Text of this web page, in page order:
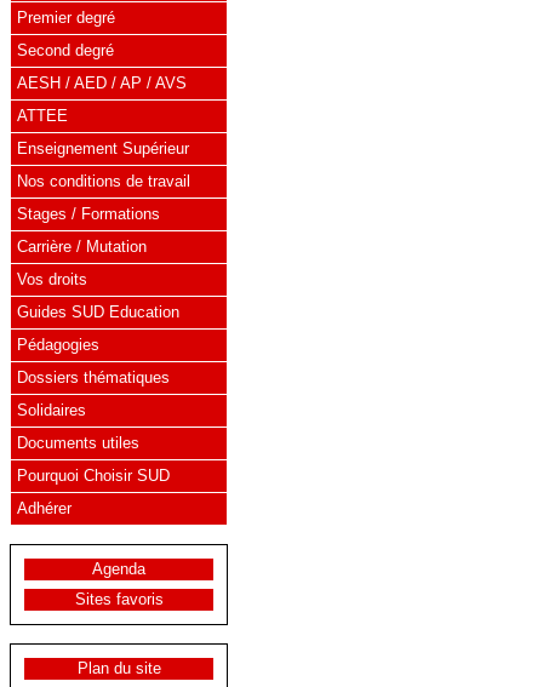
Premier degré
Second degré
AESH / AED / AP / AVS
ATTEE
Enseignement Supérieur
Nos conditions de travail
Stages / Formations
Carrière / Mutation
Vos droits
Guides SUD Education
Pédagogies
Dossiers thématiques
Solidaires
Documents utiles
Pourquoi Choisir SUD
Adhérer
Agenda
Sites favoris
Plan du site